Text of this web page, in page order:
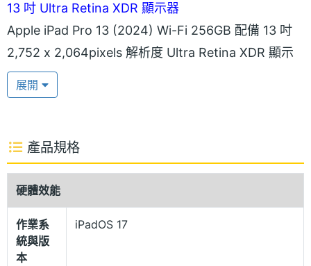
13 吋 Ultra Retina XDR 顯示器
Apple iPad Pro 13 (2024) Wi-Fi 256GB 配備 13 吋
2,752 x 2,064pixels 解析度 Ultra Retina XDR 顯示
器，以創新突破的串聯式 OLED 技術打造，而雙
OLED 面板的光線經過疊加融合後，可產生令人驚豔
ProMotion 自動適應更新頻率技術，具備廣色域
(P3)、原彩顯示，擁有最高 1,600nits 螢幕峰值亮度。
超纖薄 100% 再生鋁金屬機身
Apple iPad Pro 13 (2024) Wi-Fi 256GB 擁有超級纖
薄的機身設計，整機厚度僅有 5.1mm，不僅隨身攜帶
展開
產品規格
硬體效能
作業系
統與版
本
iPadOS 17